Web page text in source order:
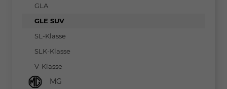
GLA
GLE SUV
SL-Klasse
SLK-Klasse
V-Klasse
MG